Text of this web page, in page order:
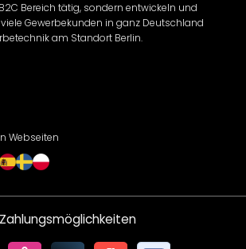
/ CE-Zeichen
Bereich tätig, sondern entwickeln und
Gewerbekunden in ganz Deutschland
am Standort Berlin.
Webseiten
Zahlungsmöglichkeiten